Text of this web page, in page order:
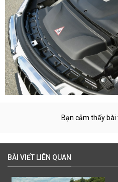
Bạn cảm thấy bài
BÀI VIẾT LIÊN QUAN